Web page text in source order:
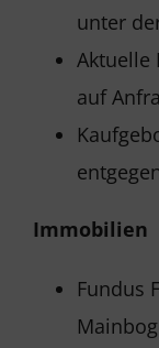
unter
Aktuelle
auf
Immobilien
Fundus